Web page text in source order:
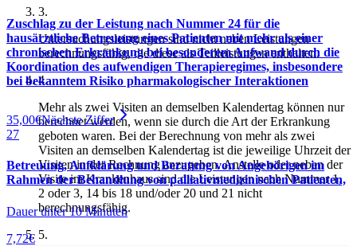
3.
Untersuchungsleistungen sind nicht neben Leistungen
berechnungsfähig, die diese als Teilleistungen enthalten.
4.
Mehr als zwei Visiten an demselben Kalendertag können nur
berechnet werden, wenn sie durch die Art der Erkrankung
geboten waren. Bei der Berechnung von mehr als zwei
Visiten an demselben Kalendertag ist die jeweilige Uhrzeit der
Visiten in der Rechnung anzugeben. Anstelle oder neben der
Visite im Krankenhaus sind die Leistungen nach Nummer 1,
2 oder 3, 14 bis 18 und/oder 20 und 21 nicht
berechnungsfähig.
5.
Zuschlag zu der Leistung nach Nummer 24 für die
hausärztliche Betreuung eines Patienten mit mehr als einer
chronischen Erkrankung bei besonderem Aufwand durch die
Koordination des aufwendigen Therapieregimes, insbesondere
bei bekanntem Risiko pharmakologischer Interaktionen
35,00€Nächste Ziffer
27
Betreuung, Aufklärung und Beratung von Angehörigen im
Rahmen der Behandlung von palliativmedizinischen Patienten,
Dauer unter 10 Minuten
7,72€